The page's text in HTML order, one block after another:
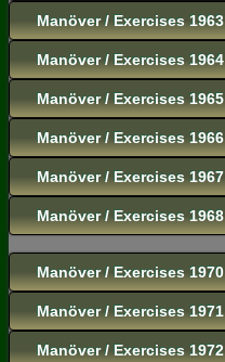
Manöver / Exercises 1963
Manöver / Exercises 1964
Manöver / Exercises 1965
Manöver / Exercises 1966
Manöver / Exercises 1967
Manöver / Exercises 1968
Manöver / Exercises 1970
Manöver / Exercises 1971
Manöver / Exercises 1972